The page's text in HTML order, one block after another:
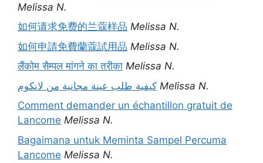
Melissa N.
如何请求免费的兰蔻样品 Melissa N.
如何申請免費蘭蔻試用品 Melissa N.
लैंकोम सैम्पल मांगने का तरीका Melissa N.
كيفية طلب عينة مجانية من لانكوم Melissa N.
Comment demander un échantillon gratuit de
Lancome Melissa N.
Bagaimana untuk Meminta Sampel Percuma
Lancome Melissa N.